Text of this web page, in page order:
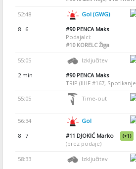
52:48 Gol (GWG)
8 : 6
#90PENCA Maks
Podajalci:
#10KORELC Žiga
55:05 Izključitev
2 min
#90PENCA Maks
TRIP (IIHF #167,
55:05 Time-out
56:34 Gol
8 : 7
#11 DJOKIĆ Marko (+1)
(brez podaje)
58:33 Izključitev